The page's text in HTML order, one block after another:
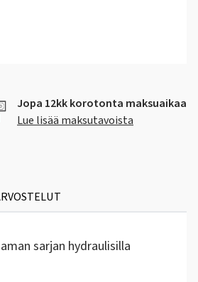
Jopa 12kk korotonta maksuaikaa
Lue lisää maksutavoista
sarjan hydraulisilla